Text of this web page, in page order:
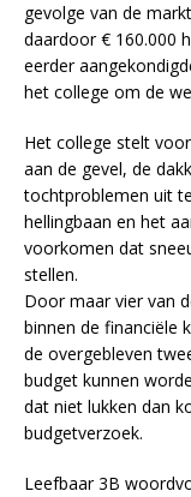
gevolge van de
daardoor € 160.000
eerder
het college om de
Het college stelt
aan de gevel, de
tochtproblemen uit
hellingbaan en het
voorkomen dat
stellen.
Door maar vier van
binnen de financiële
de overgebleven
budget kunnen
dat niet lukken dan
budgetverzoek.
Leefbaar 3B